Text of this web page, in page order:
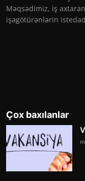
Məqsədimiz, iş
işəgötürənlərin
Çox baxılanlar